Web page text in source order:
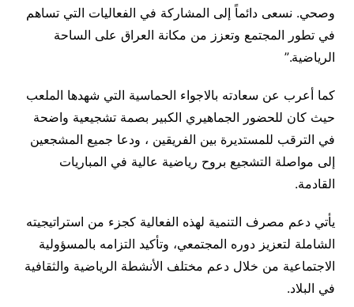
وصحي. نسعى دائماً إلى المشاركة في الفعاليات التي تساهم
في تطور المجتمع وتعزز من مكانة العراق على الساحة
الرياضية.”
كما أعرب عن سعادته بالاجواء الحماسية التي شهدها الملعب
حيث كان للحضور الجماهيري الكبير بصمة تشجيعية واضحة
في الترقب للمستديرة بين الفريقين ، ودعا جميع المشجعين
إلى مواصلة التشجيع بروح رياضية عالية في المباريات
القادمة.
يأتي دعم مصرف التنمية لهذه الفعالية كجزء من استراتيجيته
الشاملة لتعزيز دوره المجتمعي، وتأكيد التزامه بالمسؤولية
الاجتماعية من خلال دعم مختلف الأنشطة الرياضية والثقافية
في البلاد.